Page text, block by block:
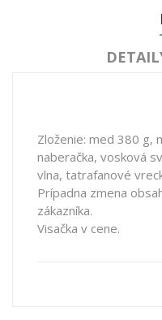
Zloženie: med 380 g,
naberačka, vosková
vlna, tatrafanové
Prípadna zmena
zákazníka.
Visačka v cene.